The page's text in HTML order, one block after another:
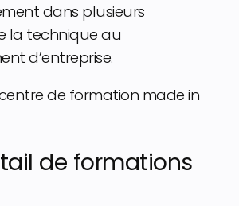
dans plusieurs
la technique au
d’entreprise.
de formation made in
de formations